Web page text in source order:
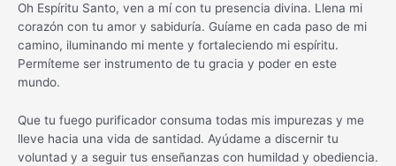
Oh Espíritu Santo, ven a mí con tu presencia divina. Llena mi
corazón con tu amor y sabiduría. Guíame en cada paso de mi
camino, iluminando mi mente y fortaleciendo mi espíritu.
Permíteme ser instrumento de tu gracia y poder en este
mundo.
Que tu fuego purificador consuma todas mis impurezas y me
lleve hacia una vida de santidad. Ayúdame a discernir tu
voluntad y a seguir tus enseñanzas con humildad y obediencia.